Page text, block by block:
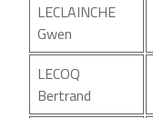
LECLAINCHE
Gwen
LECOQ
Bertrand